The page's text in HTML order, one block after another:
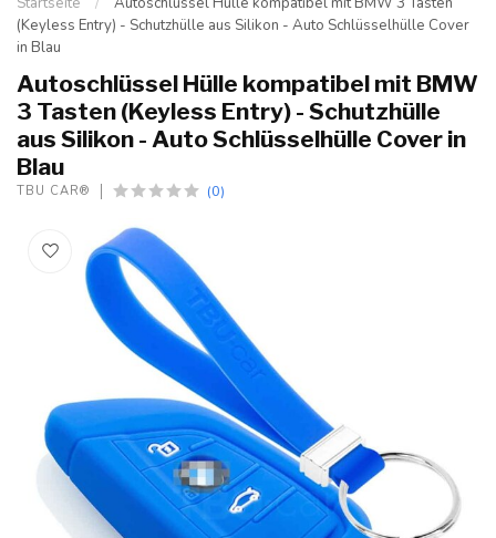
(Keyless Entry) - Schutzhülle aus Silikon - Auto Schlüsselhülle Cover
in Blau
Autoschlüssel Hülle kompatibel mit BMW
3 Tasten (Keyless Entry) - Schutzhülle
aus Silikon - Auto Schlüsselhülle Cover in
Blau
TBU CAR® (0)